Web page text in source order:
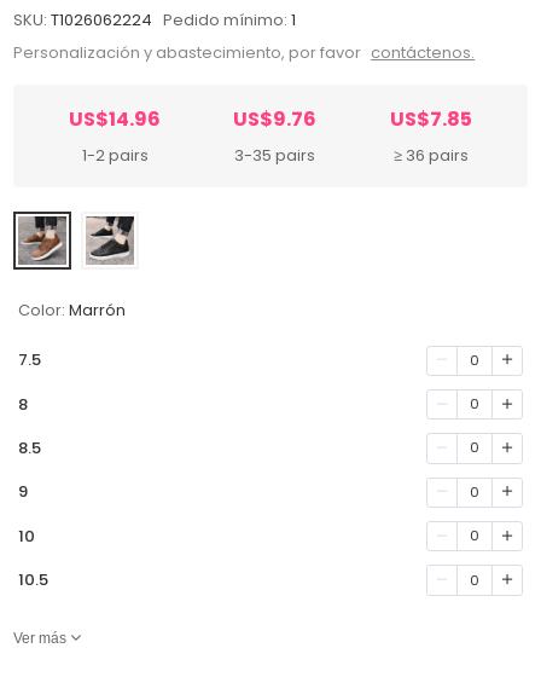
SKU: T1026062224 Pedido mínimo: 1
Personalización y abastecimiento, por favor contáctenos.
US$14.96
1-2 pairs
US$9.76
3-35 pairs
US$7.85
≥ 36 pairs
Color: Marrón
7.5 0
8 0
8.5 0
9 0
10 0
10.5 0
Ver más